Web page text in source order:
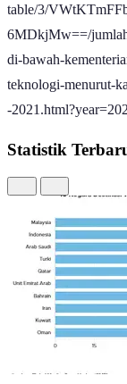
table/3/
6MDkjMw==/
di-bawah-
teknologi-menurut-
-
Statistik